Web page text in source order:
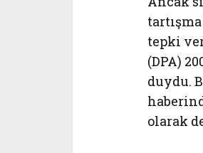
tepki
(DPA)
duydu.
olarak